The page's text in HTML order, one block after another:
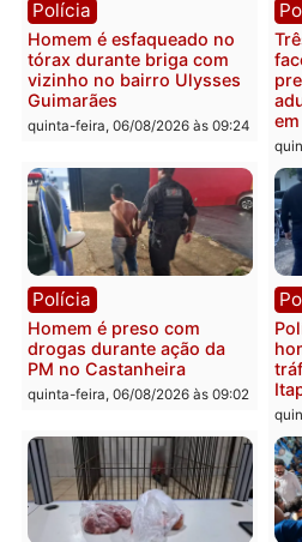
Polícia
Tragédia na BR-364:
colisão entre caminhão e
carro deixa quatro mortos
em Porto Velho
Polícia
Policiais militares
prendem trio na zona
Leste
quinta-feira, 06/08/2026 às 09:28